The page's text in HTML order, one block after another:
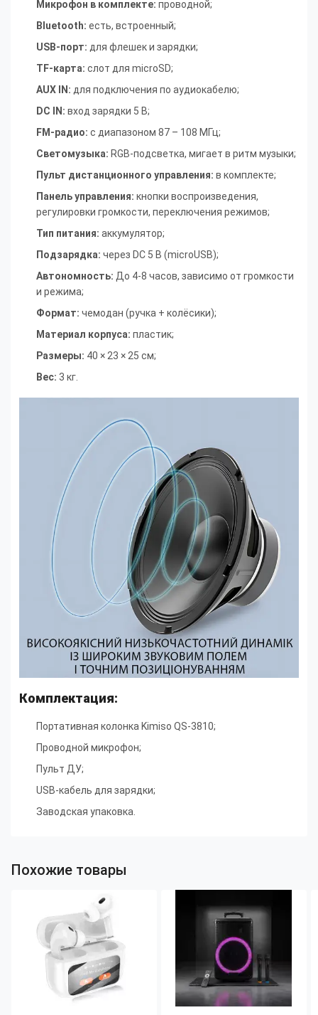
Микрофон в комплекте: проводной;
Bluetooth: есть, встроенный;
USB-порт: для флешек и зарядки;
TF-карта: слот для microSD;
AUX IN: для подключения по аудиокабелю;
DC IN: вход зарядки 5 В;
FM-радио: с диапазоном 87 – 108 МГц;
Светомузыка: RGB-подсветка, мигает в ритм музыки;
Пульт дистанционного управления: в комплекте;
Панель управления: кнопки воспроизведения,
регулировки громкости, переключения режимов;
Тип питания: аккумулятор;
Подзарядка: через DC 5 В (microUSB);
Автономность: До 4-8 часов, зависимо от громкости
и режима;
Формат: чемодан (ручка + колёсики);
Материал корпуса: пластик;
Размеры: 40 × 23 × 25 см;
Вес: 3 кг.
Комплектация:
Портативная колонка Kimiso QS-3810;
Проводной микрофон;
Пульт ДУ;
USB-кабель для зарядки;
Заводская упаковка.
Похожие товары